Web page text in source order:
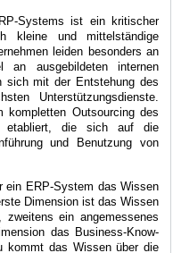
Systems ist ein kritischer
kleine und mittelständige
leiden besonders an
an ausgebildeten internen
sich mit der Entstehung des
Unterstützungsdienste.
kompletten Outsourcing des
etabliert, die sich auf die
und Benutzung von
ein ERP-System das Wissen
Dimension ist das Wissen
ein angemessenes
das Business-Know-
kommt das Wissen über die